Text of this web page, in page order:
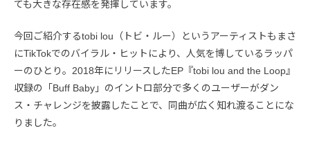
ても大きな存在感を発揮しています。
今回ご紹介するtobi lou（トビ・ルー）というアーティストもまさ
にTikTokでのバイラル・ヒットにより、人気を博しているラッパ
ーのひとり。2018年にリリースしたEP『tobi lou and the Loop』
収録の「Buff Baby」のイントロ部分で多くのユーザーがダン
ス・チャレンジを披露したことで、同曲が広く知れ渡ることにな
りました。